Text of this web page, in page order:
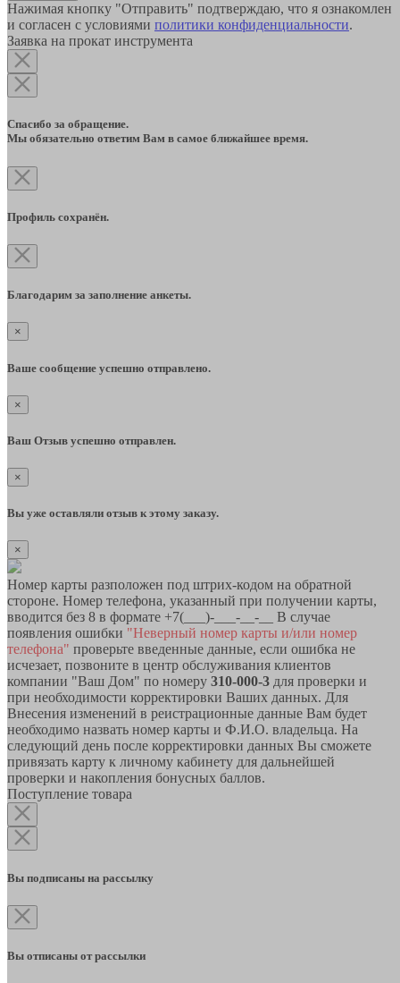
Нажимая кнопку "Отправить" подтверждаю, что я ознакомлен
и согласен с условиями политики конфиденциальности.
Заявка на прокат инструмента
Спасибо за обращение.
Мы обязательно ответим Вам в самое ближайшее время.
Профиль сохранён.
Благодарим за заполнение анкеты.
×
Ваше сообщение успешно отправлено.
×
Ваш Отзыв успешно отправлен.
×
Вы уже оставляли отзыв к этому заказу.
×
Номер карты разположен под штрих-кодом на обратной
стороне. Номер телефона, указанный при получении карты,
вводится без 8 в формате +7(___)-___-__-__ В случае
появления ошибки "Неверный номер карты и/или номер
телефона" проверьте введенные данные, если ошибка не
исчезает, позвоните в центр обслуживания клиентов
компании "Ваш Дом" по номеру 310-000-3 для проверки и
при необходимости корректировки Ваших данных. Для
Внесения изменений в реистрационные данные Вам будет
необходимо назвать номер карты и Ф.И.О. владельца. На
следующий день после корректировки данных Вы сможете
привязать карту к личному кабинету для дальнейшей
проверки и накопления бонусных баллов.
Поступление товара
Вы подписаны на рассылку
Вы отписаны от рассылки